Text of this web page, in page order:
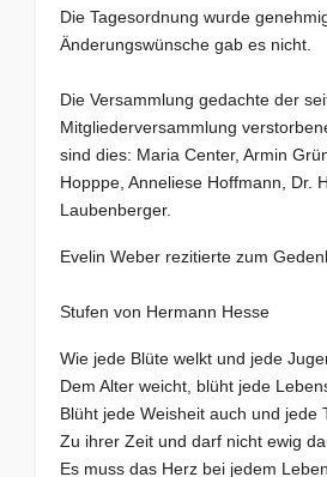
Die Tagesordnung wurde
Änderungswünsche gab es nicht.
Die Versammlung gedachte der
Mitgliederversammlung
sind dies: Maria Center, Armin
Hopppe, Anneliese Hoffmann, Dr.
Laubenberger.
Evelin Weber rezitierte zum
Stufen von Hermann Hesse
Wie jede Blüte welkt und jede
Dem Alter weicht, blüht jede
Blüht jede Weisheit auch und jede
Zu ihrer Zeit und darf nicht ewig
Es muss das Herz bei jedem